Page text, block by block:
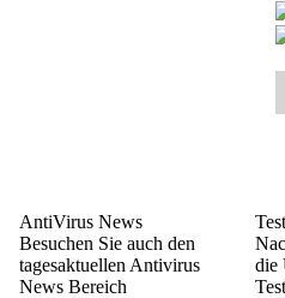
AntiVirus News
Besuchen Sie auch den
tagesaktuellen Antivirus
News Bereich
die